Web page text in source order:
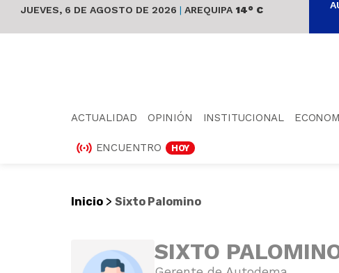
JUEVES, 6 DE AGOSTO DE 2026 | AREQUIPA 14° C
ACTUALIDAD OPINIÓN INSTITUCIONAL
ENCUENTRO HOY
Inicio > Sixto Palomino
SIXTO